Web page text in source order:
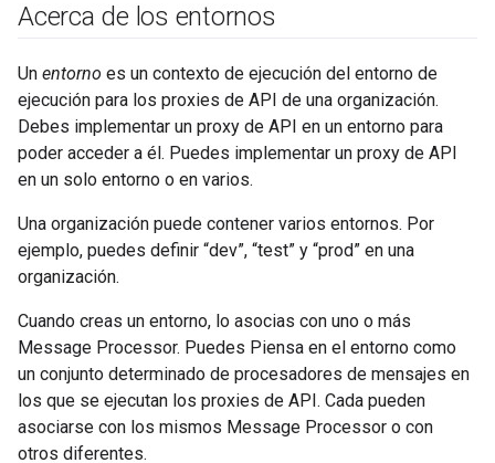
Acerca de los entornos
Un entorno es un contexto de ejecución del entorno de
ejecución para los proxies de API de una organización.
Debes implementar un proxy de API en un entorno para
poder acceder a él. Puedes implementar un proxy de API
en un solo entorno o en varios.
Una organización puede contener varios entornos. Por
ejemplo, puedes definir “dev”, “test” y “prod” en una
organización.
Cuando creas un entorno, lo asocias con uno o más
Message Processor. Puedes Piensa en el entorno como
un conjunto determinado de procesadores de mensajes en
los que se ejecutan los proxies de API. Cada pueden
asociarse con los mismos Message Processor o con
otros diferentes.